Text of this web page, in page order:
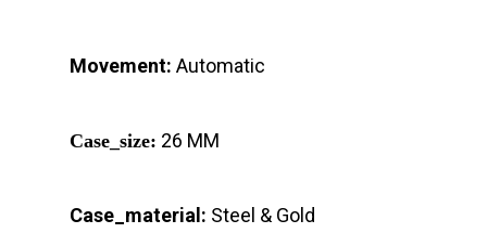
Movement: Automatic
Case_size: 26 MM
Case_material: Steel & Gold